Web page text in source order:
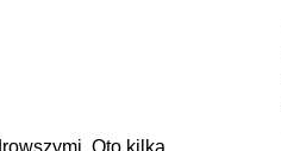
Oto kilka